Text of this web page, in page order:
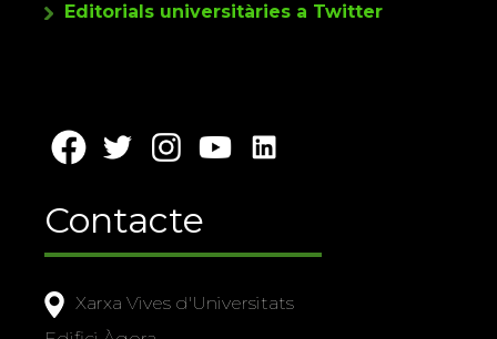
Editorials universitàries a Twitter
Contacte
Xarxa Vives d'Universitats